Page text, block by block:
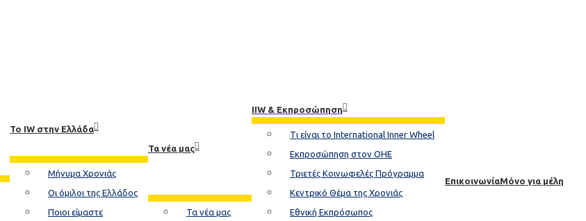
Το ΙW στην Ελλάδα
Μήνυμα Χρονιάς
Οι όμιλοι της Ελλάδος
Ποιοι είμαστε
Τα νέα μας
Τα νέα μας
IIW & Εκπροσώπηση
Tι είναι το International Inner Wheel​
Εκπροσώπηση στον ΟΗΕ
Τριετές Κοινωφελές Πρόγραμμα
Κεντρικό Θέμα της Xρονιάς​
Εθνική Εκπρόσωπος
ΕπικοινωνίαΜόνο για μέλη